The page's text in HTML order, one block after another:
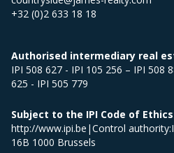
+32 (0)2 633 18 18
Authorised intermediary real
IPI 508 627 - IPI 105 256 – IPI 508
625 - IPI 505 779
Subject to the IPI Code of
http://www.ipi.be|Control
16B 1000 Brussels